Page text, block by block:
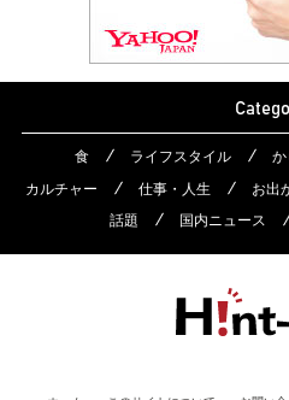
食 ライフスタイル
カルチャー
仕事・人生 お出
話題
国内ニュース